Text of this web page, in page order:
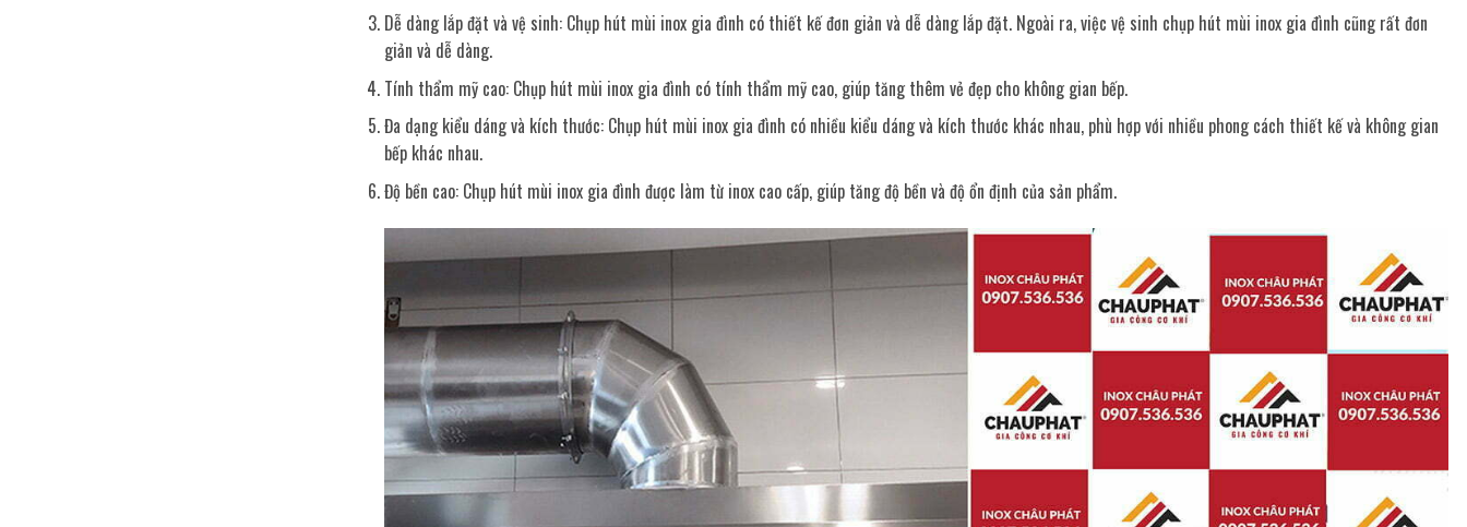
Dễ dàng lắp đặt và vệ sinh: Chụp hút mùi inox gia đình có thiết kế đơn giản và dễ dàng lắp đặt. Ngoài ra, việc vệ sinh chụp hút mùi inox gia đình cũng rất đơn
giản và dễ dàng.
Tính thẩm mỹ cao: Chụp hút mùi inox gia đình có tính thẩm mỹ cao, giúp tăng thêm vẻ đẹp cho không gian bếp.
Đa dạng kiểu dáng và kích thước: Chụp hút mùi inox gia đình có nhiều kiểu dáng và kích thước khác nhau, phù hợp với nhiều phong cách thiết kế và không gian
bếp khác nhau.
Độ bền cao: Chụp hút mùi inox gia đình được làm từ inox cao cấp, giúp tăng độ bền và độ ổn định của sản phẩm.